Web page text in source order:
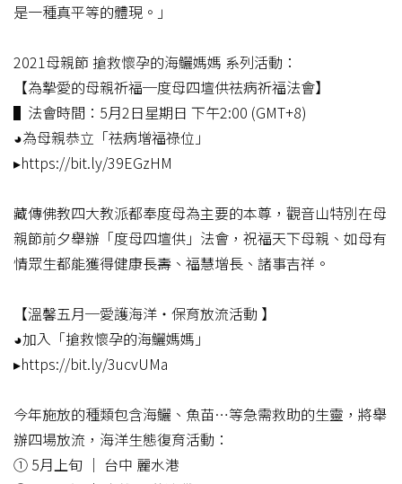
是一種真平等的體現。」​
2021母親節 搶救懷孕的海鱺媽媽 系列活動：​
【為摯愛的母親祈福─度母四壇供祛病祈福法會】​
▌法會時間：5月2日星期日 下午2:00 (GMT+8)​
◕為母親恭立「祛病增福祿位」​
▸https://bit.ly/39EGzHM​
藏傳佛教四大教派都奉度母為主要的本尊，觀音山特別在母
親節前夕舉辦「度母四壇供」法會，祝福天下母親、如母有
情眾生都能獲得健康長壽、福慧增長、諸事吉祥。​
【溫馨五月─愛護海洋‧保育放流活動 】​
◕加入「搶救懷孕的海鱺媽媽」​
▸https://bit.ly/3ucvUMa​
今年施放的種類包含海鱺、魚苗…等急需救助的生靈，將舉
辦四場放流，海洋生態復育活動：​
① 5月上旬 │ 台中 麗水港​